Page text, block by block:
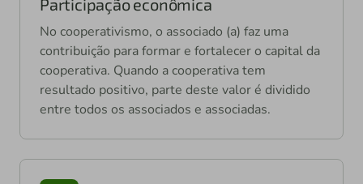
Participação econômica
No cooperativismo, o associado (a) faz uma
contribuição para formar e fortalecer o capital da
cooperativa. Quando a cooperativa tem
resultado positivo, parte deste valor é dividido
entre todos os associados e associadas.